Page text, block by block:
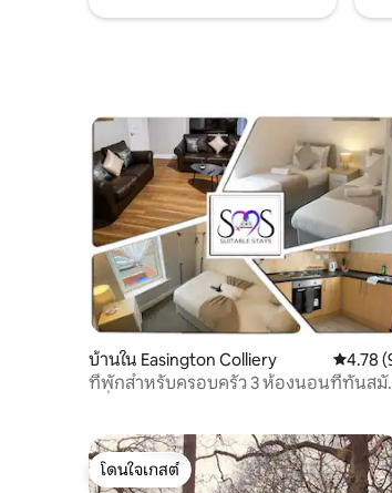
บ้านใน Easington Colliery คะแนนเ
4.78
ที่พักสำหรับครอบครัว 3 ห้องนอนที่ทันสมั
โดนใจเกสต์
โดนใจเกสต์